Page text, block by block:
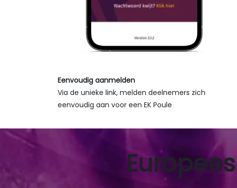
Eenvoudig aanmelden
Via de unieke link, melden deelnemers zich
eenvoudig aan voor een EK Poule